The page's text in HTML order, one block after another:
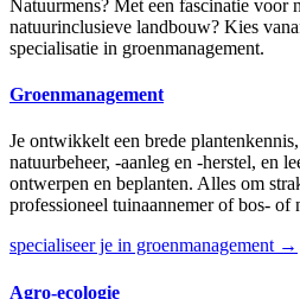
Natuurmens? Met een fascinatie voor
natuurinclusieve landbouw? Kies
specialisatie in groenmanagement.
Groenmanagement
Je ontwikkelt een brede
natuurbeheer, -aanleg en -herstel, en
ontwerpen en beplanten. Alles om
professioneel tuinaannemer of bos- of
specialiseer je in groenmanagement →
Agro-ecologie